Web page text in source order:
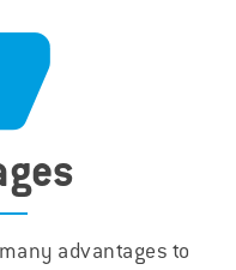
advantages to